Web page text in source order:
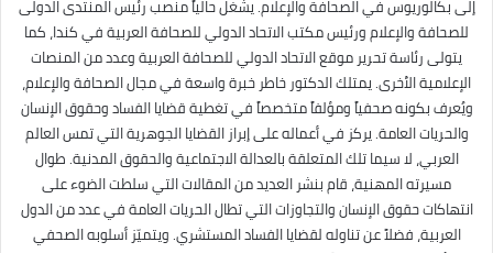
إلى بكالوريوس في الصحافة والإعلام. يشغل حالياً منصب رئيس المنتدى الدولى
للصحافة والإعلام ورئيس مكتب الاتحاد الدولي للصحافة العربية في كندا، كما
يتولى رئاسة تحرير موقع الاتحاد الدولي للصحافة العربية وعدد من المنصات
الإعلامية الأخرى. يمتلك الدكتور خاطر خبرة واسعة في مجال الصحافة والإعلام،
ويُعرف بكونه صحفياً ومؤلفاً متخصصاً في تغطية قضايا الفساد وحقوق الإنسان
والحريات العامة. يركز في أعماله على إبراز القضايا الجوهرية التي تمس العالم
العربي، لا سيما تلك المتعلقة بالعدالة الاجتماعية والحقوق المدنية. طوال
مسيرته المهنية، قام بنشر العديد من المقالات التي سلطت الضوء على
انتهاكات حقوق الإنسان والتجاوزات التي تطال الحريات العامة في عدد من الدول
العربية، فضلاً عن تناوله لقضايا الفساد المستشري. ويتميّز أسلوبه الصحفي